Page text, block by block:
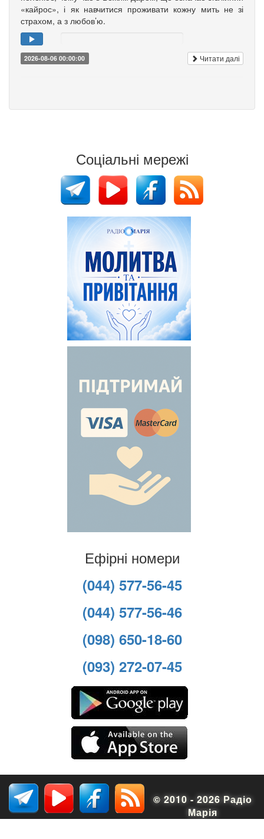
«кайрос», і як навчитися проживати кожну мить не зі
страхом, а з любов’ю.
2026-08-06 00:00:00 Читати далі
Соціальні мережі
Ефірні номери
(044) 577-56-45
(044) 577-56-46
(098) 650-18-60
(093) 272-07-45
© 2010 - 2026 Радіо
Марія